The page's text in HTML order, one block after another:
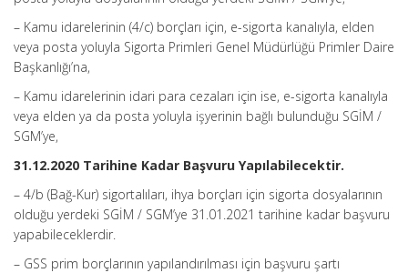
– Kamu idarelerinin (4/c) borçları için, e-sigorta kanalıyla, elden
veya posta yoluyla Sigorta Primleri Genel Müdürlüğü Primler Daire
Başkanlığı’na,
– Kamu idarelerinin idari para cezaları için ise, e-sigorta kanalıyla
veya elden ya da posta yoluyla işyerinin bağlı bulunduğu SGİM /
SGM’ye,
31.12.2020 Tarihine Kadar Başvuru Yapılabilecektir.
– 4/b (Bağ-Kur) sigortalıları, ihya borçları için sigorta dosyalarının
olduğu yerdeki SGİM / SGM’ye 31.01.2021 tarihine kadar başvuru
yapabileceklerdir.
– GSS prim borçlarının yapılandırılması için başvuru şartı